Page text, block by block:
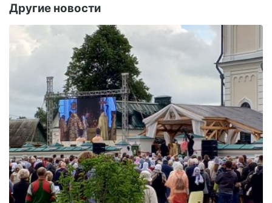
Другие новости